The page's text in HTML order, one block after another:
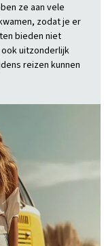
ze aan vele
zodat je er
bieden niet
uitzonderlijk
reizen kunnen